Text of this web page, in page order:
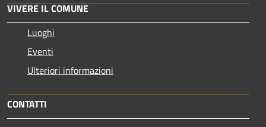
VIVERE IL COMUNE
Luoghi
Eventi
Ulteriori informazioni
CONTATTI